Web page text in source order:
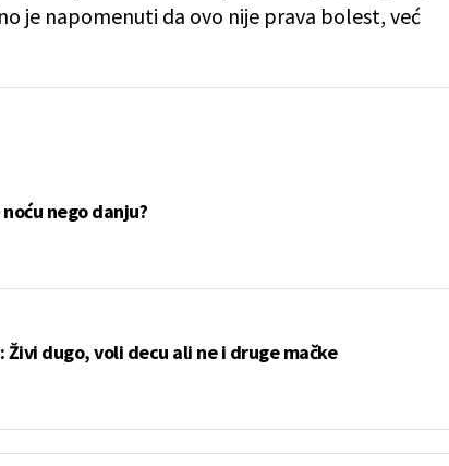
je napomenuti da ovo nije prava bolest, već
nego danju?
dugo, voli decu ali ne i druge mačke